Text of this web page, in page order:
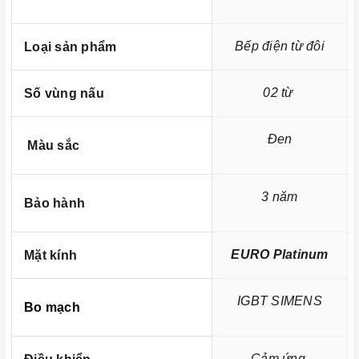
bạn.
Bếp được trang bị mặt kính EURO Platinum với chất
=> Xem thêm: phân biệt các loại mặt kính
Loại sản phẩm Bếp điện từ đôi
Số vùng nấu 02 từ
Màu sắc Đen
Bảo hành 3 năm
Mặt kính EURO Platinum
Bo mạch IGBT SIMENS